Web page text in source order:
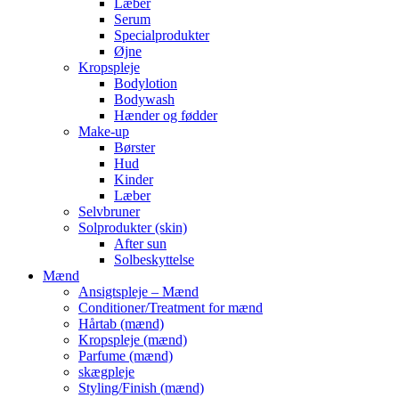
Læber
Serum
Specialprodukter
Øjne
Kropspleje
Bodylotion
Bodywash
Hænder og fødder
Make-up
Børster
Hud
Kinder
Læber
Selvbruner
Solprodukter (skin)
After sun
Solbeskyttelse
Mænd
Ansigtspleje – Mænd
Conditioner/Treatment for mænd
Hårtab (mænd)
Kropspleje (mænd)
Parfume (mænd)
skægpleje
Styling/Finish (mænd)